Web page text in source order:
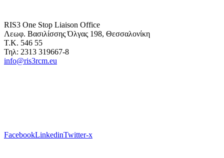
RIS3 One Stop Liaison Office
Λεωφ. Βασιλίσσης Όλγας 198, Θεσσαλονίκη
Τ.Κ. 546 55
Τηλ: 2313 319667-8
info@ris3rcm.eu
FacebookLinkedinTwitter-x